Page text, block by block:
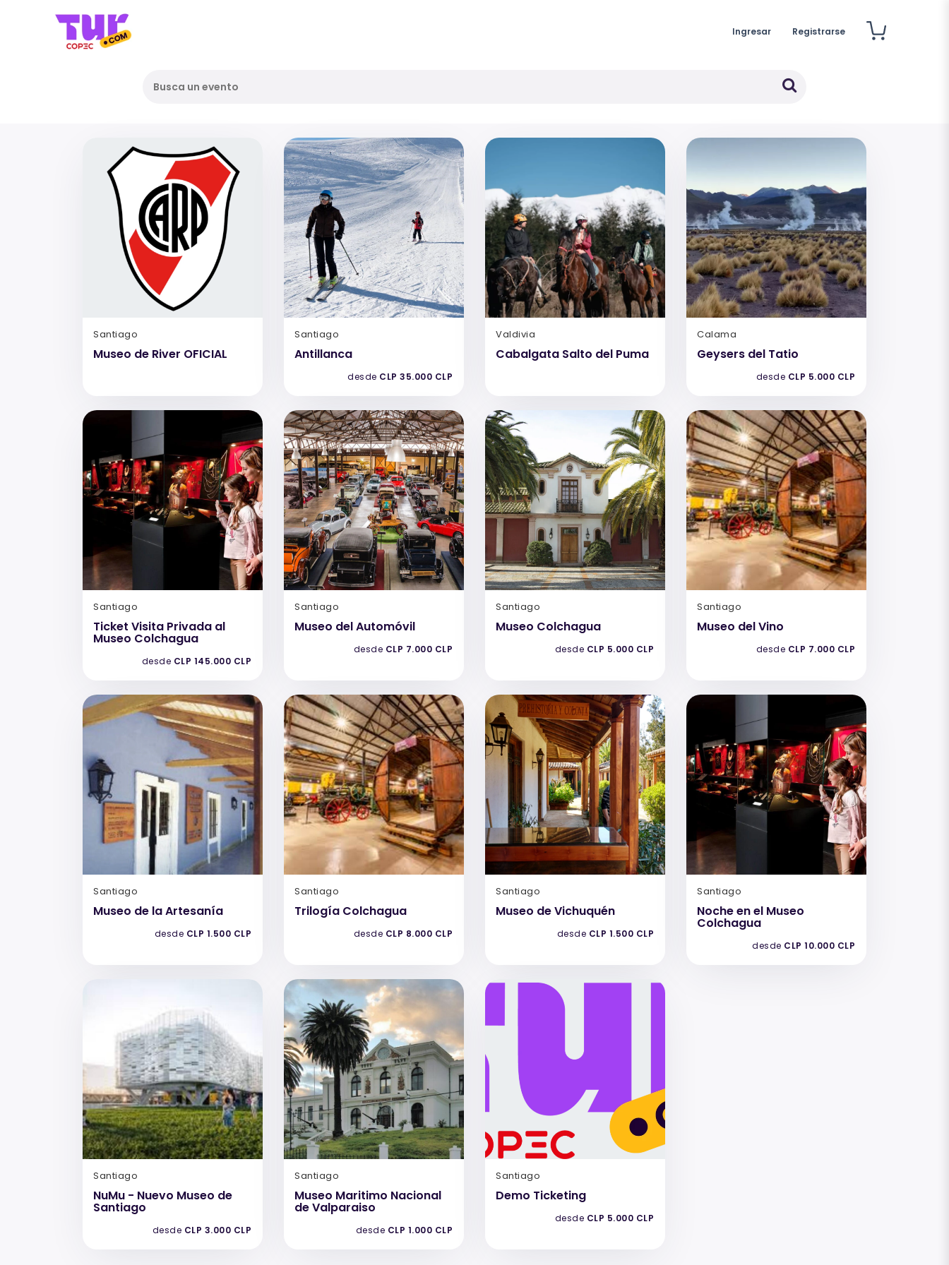
Ingresar Registrarse
Busca un evento
Santiago
Museo de River OFICIAL
Santiago
Antillanca
desde CLP 35.000 CLP
Valdivia
Cabalgata Salto del Puma
Calama
Geysers del Tatio
desde CLP 5.000 CLP
Santiago
Ticket Visita Privada al
Museo Colchagua
desde CLP 145.000 CLP
Santiago
Museo del Automóvil
desde CLP 7.000 CLP
Santiago
Museo Colchagua
desde CLP 5.000 CLP
Santiago
Museo del Vino
desde CLP 7.000 CLP
Santiago
Museo de la Artesanía
desde CLP 1.500 CLP
Santiago
Trilogía Colchagua
desde CLP 8.000 CLP
Santiago
Museo de Vichuquén
desde CLP 1.500 CLP
Santiago
Noche en el Museo
Colchagua
desde CLP 10.000 CLP
Santiago
NuMu - Nuevo Museo de
Santiago
desde CLP 3.000 CLP
Santiago
Museo Maritimo Nacional
de Valparaiso
desde CLP 1.000 CLP
Santiago
Demo Ticketing
desde CLP 5.000 CLP